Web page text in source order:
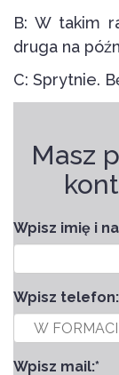
B: W takim
druga na
C: Sprytnie.
Masz
Wpisz imię i
Wpisz telefon:
Wpisz mail:*